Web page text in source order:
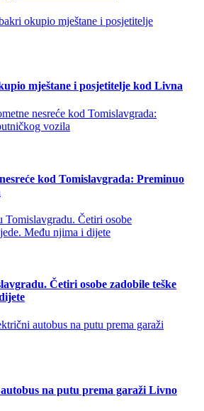
mještane i posjetitelje kod Livna
kod Tomislavgrada: Preminuo
Četiri osobe zadobile teške
na putu prema garaži Livno